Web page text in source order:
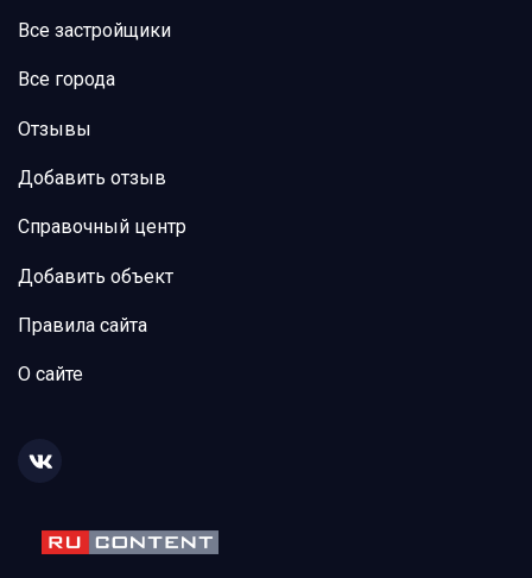
Все застройщики
Все города
Отзывы
Добавить отзыв
Справочный центр
Добавить объект
Правила сайта
О сайте